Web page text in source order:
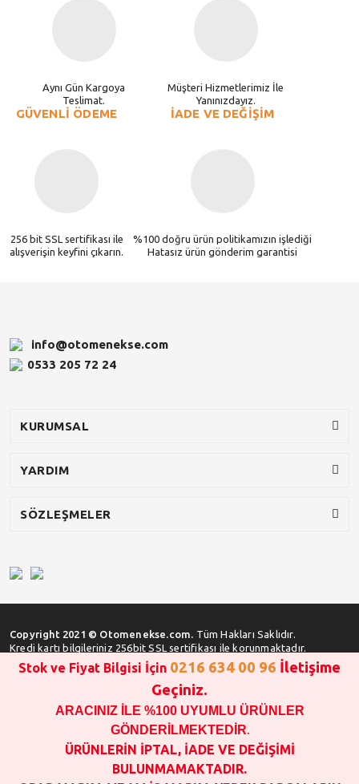
Aynı Gün Kargoya
Teslimat.
Müşteri Hizmetlerimiz İle
Yanınızdayız.
GÜVENLİ ÖDEME
256 bit SSL sertifikası ile
alışverişin keyfini çıkarın.
İADE VE DEĞİŞİM
%100 doğru ürün politikamızın işlediği
Hatasız ürün gönderim garantisi
info@otomenekse.com
0533 205 72 24
KURUMSAL
YARDIM
SÖZLEŞMELER
Copyright 2021 © Otomenekse.com. Tüm Hakları Saklıdır.
Kredi kartı bilgileriniz 256bit SSL sertifikası ile korunmaktadır.
SATIN ALMA İŞLEMİ YAPMADAN ÖNCE
STOK VE FİYAT BİLGİSİ ALINIZ !!!
1000 TL VE ÜSTÜ SİPARİŞ VERİLEBİLİR!!!
OPAR MARKA VE MAİS MARKA YEDEK PARÇALARIN
GARANTİSİ YOKTUR!!!!!!!!!!!
Stok ve Fiyat Bilgisi İçin 0216 634 00 96 İletişime
Geçiniz.
ARACINIZ İLE %100 UYUMLU ÜRÜNLER
GÖNDERİLMEKTEDİR.
ÜRÜNLERİN İPTAL, İADE VE DEĞİŞİMİ
BULUNMAMAKTADIR.